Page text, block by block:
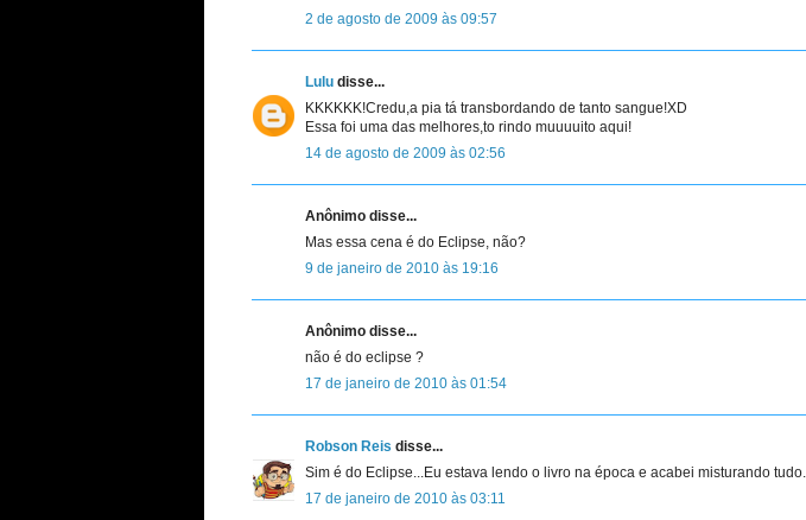
2 de agosto de 2009 às 09:57
Lulu disse...
KKKKKK!Credu,a pia tá transbordando de tanto sangue!XD
Essa foi uma das melhores,to rindo muuuuito aqui!
14 de agosto de 2009 às 02:56
Anônimo disse...
Mas essa cena é do Eclipse, não?
9 de janeiro de 2010 às 19:16
Anônimo disse...
não é do eclipse ?
17 de janeiro de 2010 às 01:54
Robson Reis disse...
Sim é do Eclipse...Eu estava lendo o livro na época e acabei misturando tudo...
17 de janeiro de 2010 às 03:11